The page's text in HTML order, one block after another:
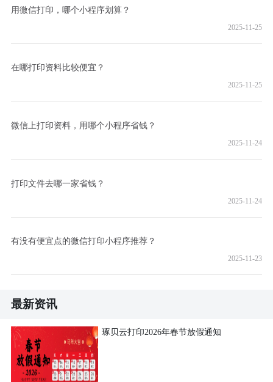
用微信打印，哪个小程序划算？
2025-11-25
在哪打印资料比较便宜？
2025-11-25
微信上打印资料，用哪个小程序省钱？
2025-11-24
打印文件去哪一家省钱？
2025-11-24
有没有便宜点的微信打印小程序推荐？
2025-11-23
最新资讯
琢贝云打印2026年春节放假通知